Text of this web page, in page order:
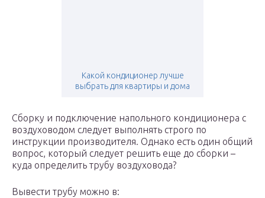
Какой кондиционер лучше
выбрать для квартиры и дома
Сборку и подключение напольного кондиционера с
воздуховодом следует выполнять строго по
инструкции производителя. Однако есть один общий
вопрос, который следует решить еще до сборки –
куда определить трубу воздуховода?
Вывести трубу можно в: